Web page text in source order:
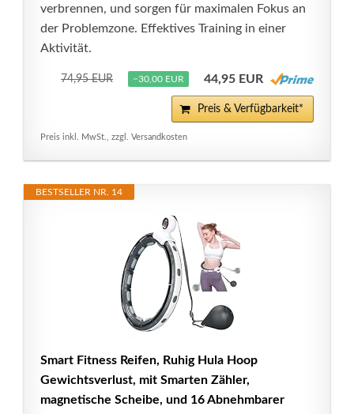
verbrennen, und sorgen für maximalen Fokus an
der Problemzone. Effektives Training in einer
Aktivität.
74,95 EUR −30,00 EUR 44,95 EUR
Preis & Verfügbarkeit*
Preis inkl. MwSt., zzgl. Versandkosten
BESTSELLER NR. 14
Smart Fitness Reifen, Ruhig Hula Hoop
Gewichtsverlust, mit Smarten Zähler,
magnetische Scheibe, und 16 Abnehmbarer